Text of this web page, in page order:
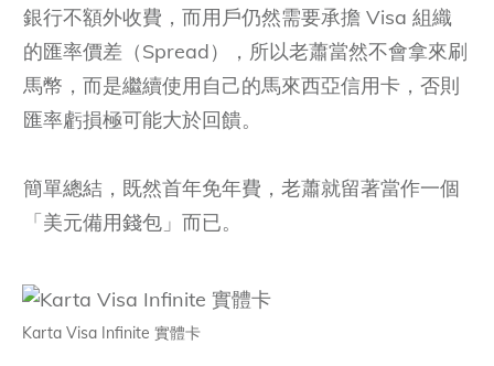
銀行不額外收費，而用戶仍然需要承擔 Visa 組織
的匯率價差（Spread），所以老蕭當然不會拿來刷
馬幣，而是繼續使用自己的馬來西亞信用卡，否則
匯率虧損極可能大於回饋。
簡單總結，既然首年免年費，老蕭就留著當作一個
「美元備用錢包」而已。
Karta Visa Infinite 實體卡